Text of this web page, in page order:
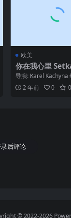
欧美
你在我心里
rvenci (1980)
导演: Karel Kachyna
霍夫曼 Ota Hofman ...
2 年前 0 0
后评论
© 2022-2026